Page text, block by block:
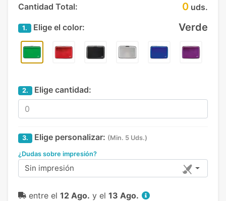
Cantidad Total: 0 uds.
1. Elige el color: Verde
2. Elige cantidad:
3. Elige personalizar: (Min. 5 Uds.)
¿Dudas sobre impresión?
Sin impresión
entre el 12 Ago. y el 13 Ago.